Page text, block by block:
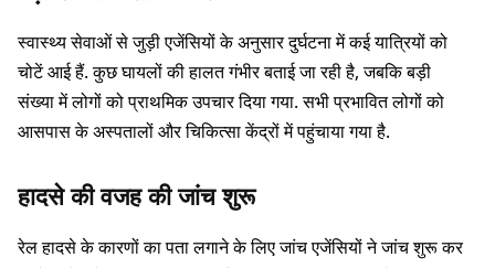
स्वास्थ्य सेवाओं से जुड़ी एजेंसियों के अनुसार दुर्घटना में कई यात्रियों को
चोटें आई हैं. कुछ घायलों की हालत गंभीर बताई जा रही है, जबकि बड़ी
संख्या में लोगों को प्राथमिक उपचार दिया गया. सभी प्रभावित लोगों को
आसपास के अस्पतालों और चिकित्सा केंद्रों में पहुंचाया गया है.
हादसे की वजह की जांच शुरू
रेल हादसे के कारणों का पता लगाने के लिए जांच एजेंसियों ने जांच शुरू कर